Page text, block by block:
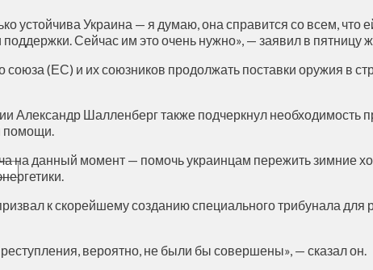
устойчива Украина — я думаю, она справится со всем,
Сейчас им это очень нужно», — заявил в пятницу
(ЕС) и их союзников продолжать поставки оружия в
Александр Шалленберг также подчеркнул
помощи.
на данный момент — помочь украинцам пережить зимние
к скорейшему созданию специального трибунала для
вероятно, не были бы совершены», — сказал он.